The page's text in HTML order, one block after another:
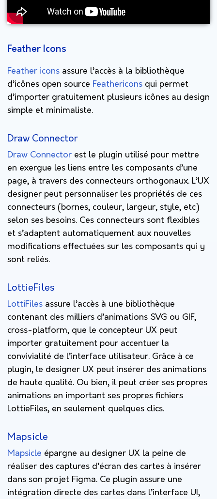
Feather Icons
Feather icons assure l’accès à la bibliothèque
d’icônes open source Feathericons qui permet
d’importer gratuitement plusieurs icônes au design
simple et minimaliste.
Draw Connector
Draw Connector est le plugin utilisé pour mettre
en exergue les liens entre les composants d’une
page, à travers des connecteurs orthogonaux. L’UX
designer peut personnaliser les propriétés de ces
connecteurs (bornes, couleur, largeur, style, etc)
selon ses besoins. Ces connecteurs sont flexibles
et s’adaptent automatiquement aux nouvelles
modifications effectuées sur les composants qui y
sont reliés.
LottieFiles
LottiFiles assure l’accès à une bibliothèque
contenant des milliers d’animations SVG ou GIF,
cross-platform, que le concepteur UX peut
importer gratuitement pour accentuer la
convivialité de l’interface utilisateur. Grâce à ce
plugin, le designer UX peut insérer des animations
de haute qualité. Ou bien, il peut créer ses propres
animations en important ses propres fichiers
LottieFiles, en seulement quelques clics.
Mapsicle
Mapsicle épargne au designer UX la peine de
réaliser des captures d’écran des cartes à insérer
dans son projet Figma. Ce plugin assure une
intégration directe des cartes dans l’interface UI,